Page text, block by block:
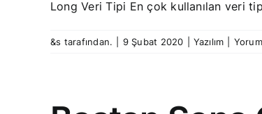
Long Veri Tipi En çok kullanılan veri
&s tarafından. 9 Şubat 2020 Yazılım